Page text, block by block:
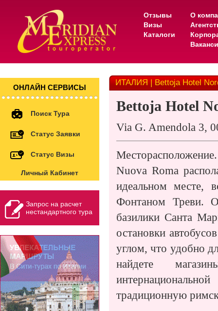
Отзывы
Визы
Каталоги
О
ОНЛАЙН СЕРВИСЫ
Поиск Тура
Статус Заявки
Статус Визы
Личный Кабинет
Запрос на расчет
нестандартного тура
ИТАЛИЯ | Bettoja Hotel
Bettoja Hotel
Via G. Amendola 3,
Nuova Roma
идеальном месте,
Фонтаном Треви.
базилики Санта
остановки
углом, что удобно
найдете
традиционную